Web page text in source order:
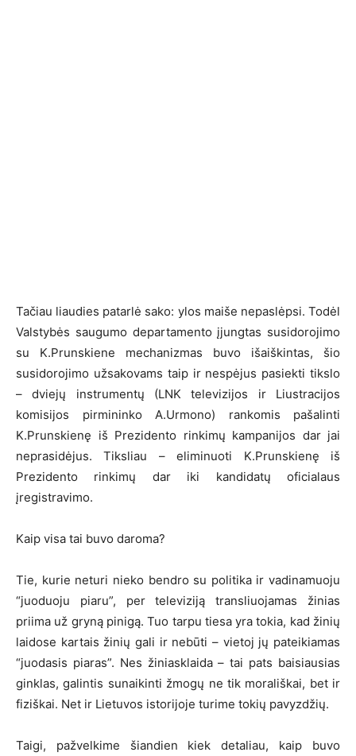
Tačiau liaudies patarlė sako: ylos maiše nepaslėpsi. Todėl
Valstybės saugumo departamento įjungtas susidorojimo
su K.Prunskiene mechanizmas buvo išaiškintas, šio
susidorojimo užsakovams taip ir nespėjus pasiekti tikslo
– dviejų instrumentų (LNK televizijos ir Liustracijos
komisijos pirmininko A.Urmono) rankomis pašalinti
K.Prunskienę iš Prezidento rinkimų kampanijos dar jai
neprasidėjus. Tiksliau – eliminuoti K.Prunskienę iš
Prezidento rinkimų dar iki kandidatų oficialaus
įregistravimo.
Kaip visa tai buvo daroma?
Tie, kurie neturi nieko bendro su politika ir vadinamuoju
“juoduoju piaru”, per televiziją transliuojamas žinias
priima už gryną pinigą. Tuo tarpu tiesa yra tokia, kad žinių
laidose kartais žinių gali ir nebūti – vietoj jų pateikiamas
“juodasis piaras”. Nes žiniasklaida – tai pats baisiausias
ginklas, galintis sunaikinti žmogų ne tik morališkai, bet ir
fiziškai. Net ir Lietuvos istorijoje turime tokių pavyzdžių.
Taigi, pažvelkime šiandien kiek detaliau, kaip buvo